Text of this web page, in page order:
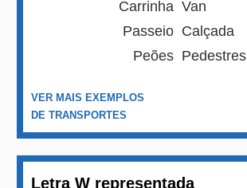
Carrinha Van
Passeio Calçada
Peões Pedestres
VER MAIS EXEMPLOS
DE TRANSPORTES
Letra W representada